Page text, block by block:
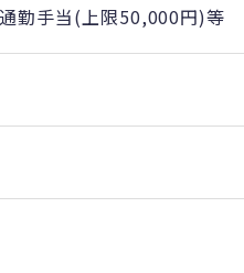
勤手当(上限50,000円)等